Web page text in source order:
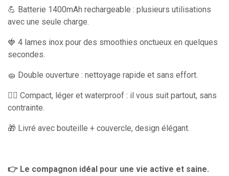
💪 Batterie 1400mAh rechargeable : plusieurs utilisations
avec une seule charge.
🍓 4 lames inox pour des smoothies onctueux en quelques
secondes.
🧽 Double ouverture : nettoyage rapide et sans effort.
🚶‍♀️ Compact, léger et waterproof : il vous suit partout, sans
contrainte.
🎁 Livré avec bouteille + couvercle, design élégant.
👉 Le compagnon idéal pour une vie active et saine.